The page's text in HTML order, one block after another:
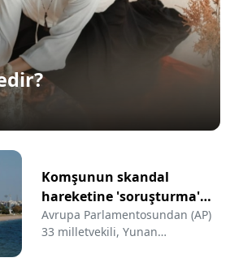
Komşunun skandal
hareketine 'soruşturma'
talebi
Avrupa Parlamentosundan (AP)
33 milletvekili, Yunan